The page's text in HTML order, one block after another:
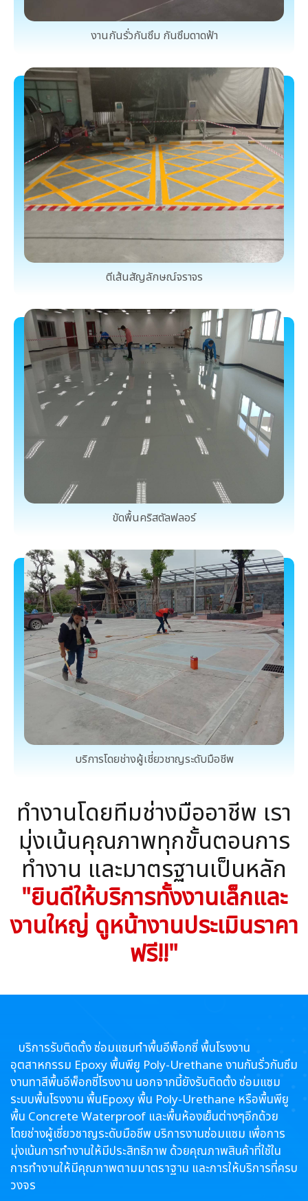
งานกันรั่วกันซึม กันซึมดาดฟ้า
ตีเส้นสัญลักษณ์จราจร
ขัดพื้นคริสตัลฟลอร์
บริการโดยช่างผู้เชี่ยวชาญระดับมือชีพ
ทำงานโดยทีมช่างมืออาชีพ เรา
มุ่งเน้นคุณภาพทุกขั้นตอนการ
ทำงาน และมาตรฐานเป็นหลัก
"ยินดีให้บริการทั้งงานเล็กและ
งานใหญ่ ดูหน้างานประเมินราคา
ฟรี!!"
บริการรับติดตั้ง ซ่อมแซมทำพื้นอีพ็อกซี่ พื้นโรงงาน
อุตสาหกรรม Epoxy พื้นพียู Poly-Urethane งานกันรั่วกันซึม
งานทาสีพื้นอีพ็อกซี่โรงงาน นอกจากนี้ยังรับติดตั้ง ซ่อมแซม
ระบบพื้นโรงงาน พื้นEpoxy พื้น Poly-Urethane หรือพื้นพียู
พื้น Concrete Waterproof และพื้นห้องเย็นต่างๆอีกด้วย
โดยช่างผู้เชี่ยวชาญระดับมือชีพ บริการงานซ่อมแซม เพื่อการ
มุ่งเน้นการทำงานให้มีประสิทธิภาพ ด้วยคุณภาพสินค้าที่ใช้ใน
การทำงานให้มีคุณภาพตามมาตราฐาน และการให้บริการที่ครบ
วงจร